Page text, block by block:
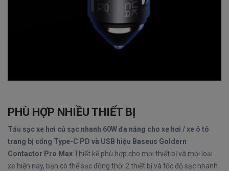
PHÙ HỢP NHIỀU THIẾT BỊ
Tẩu sạc xe hơi củ sạc nhanh 60W đa năng cho xe hơi / xe ô tô
trang bị cổng Type-C PD và USB hiệu Baseus Goldern
Contactor Pro MaxThiết kế phù hợp cho mọi thiết bị và mọi loại
xe hiện nay, bạn có thể sạc đồng thời 2 thiết bị và tốc độ sạc nhanh